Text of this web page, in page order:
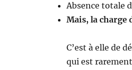
Absence totale
Mais, la charge
C’est à elle de
qui est